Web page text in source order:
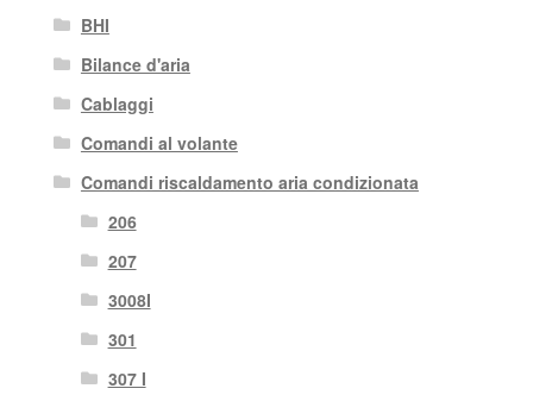
BHI
Bilance d'aria
Cablaggi
Comandi al volante
Comandi riscaldamento aria condizionata
206
207
3008I
301
307 I